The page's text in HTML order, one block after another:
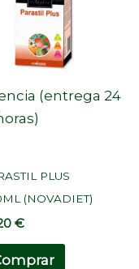
(entrega 24
PLUS
(NOVADIET)
€